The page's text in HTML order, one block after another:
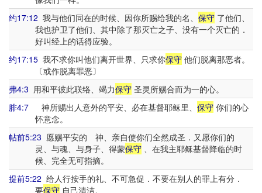
约17:12 我与他们同在的时候、因你所赐给我的名、 保守 了他们、
我也护卫了他们、其中除了那灭亡之子、没有一个灭亡的．
好叫经上的话得应验。
约17:15 我不求你叫他们离开世界、只求你保守 他们脱离那恶者。
〔或作脱离罪恶〕
弗4:3 用和平彼此联络、竭力保守 圣灵所赐合而为一的心。
腓4:7 神所赐出人意外的平安、必在基督耶稣里、 保守 你们的心
怀意念。
帖前5:23 愿赐平安的 神、亲自使你们全然成圣．又愿你们的
灵、与魂、与身子、得蒙保守、在我主耶稣基督降临的时
候、完全无可指摘。
提前5:22 给人行按手的礼、不可急促．不要在别人的罪上有分．
要保守自己清洁。